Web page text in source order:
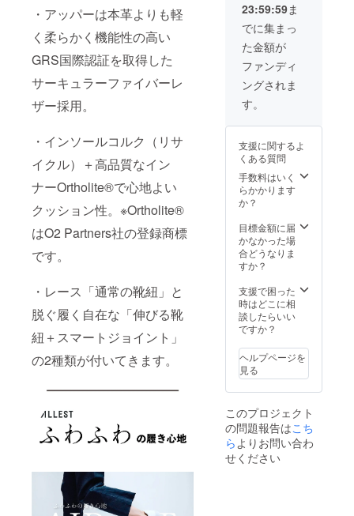
・アッパーは本革よりも軽
く柔らかく機能性の高い
GRS国際認証を取得した
サーキュラーファイバーレ
ザー採用。
・インソールコルク（リサ
イクル）＋高品質なイン
ナーOrtholite®で心地よい
クッション性。※Ortholite®
はO2 Partners社の登録商標
です。
・レース「通常の靴紐」と
脱ぐ履く自在な「伸びる靴
紐＋スマートジョイント」
の2種類が付いてきます。
23:59:59ま
でに集まっ
た金額が
ファンディ
ングされま
す。
支援に関するよ
くある質問
手数料はいく
らかかります
か？
目標金額に届
かなかった場
合どうなりま
すか？
支援で困った
時はどこに相
談したらいい
ですか？
ヘルプページを
見る
このプロジェクト
の問題報告はこち
らよりお問い合わ
せください